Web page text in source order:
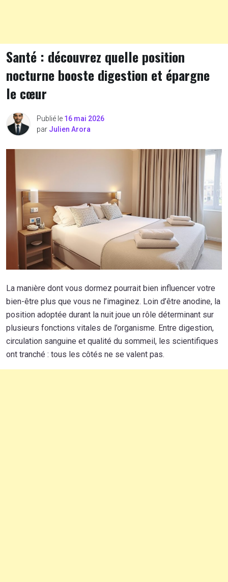
Santé : découvrez quelle position
nocturne booste digestion et épargne
le cœur
Publié le 16 mai 2026
par Julien Arora
La manière dont vous dormez pourrait bien influencer votre
bien-être plus que vous ne l’imaginez. Loin d’être anodine, la
position adoptée durant la nuit joue un rôle déterminant sur
plusieurs fonctions vitales de l’organisme. Entre digestion,
circulation sanguine et qualité du sommeil, les scientifiques
ont tranché : tous les côtés ne se valent pas.